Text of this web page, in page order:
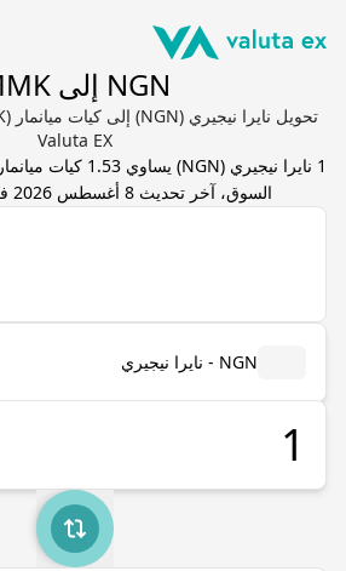
NGN إلى MMK
Valuta EX
1 نايرا نيجيري (
NGN) يساوي 1.53 كيات ميانمار
السوق، آخر تحديث8 أغسطس 2026 في 4:50 ص UTC
NGN - نايرا نيجيري